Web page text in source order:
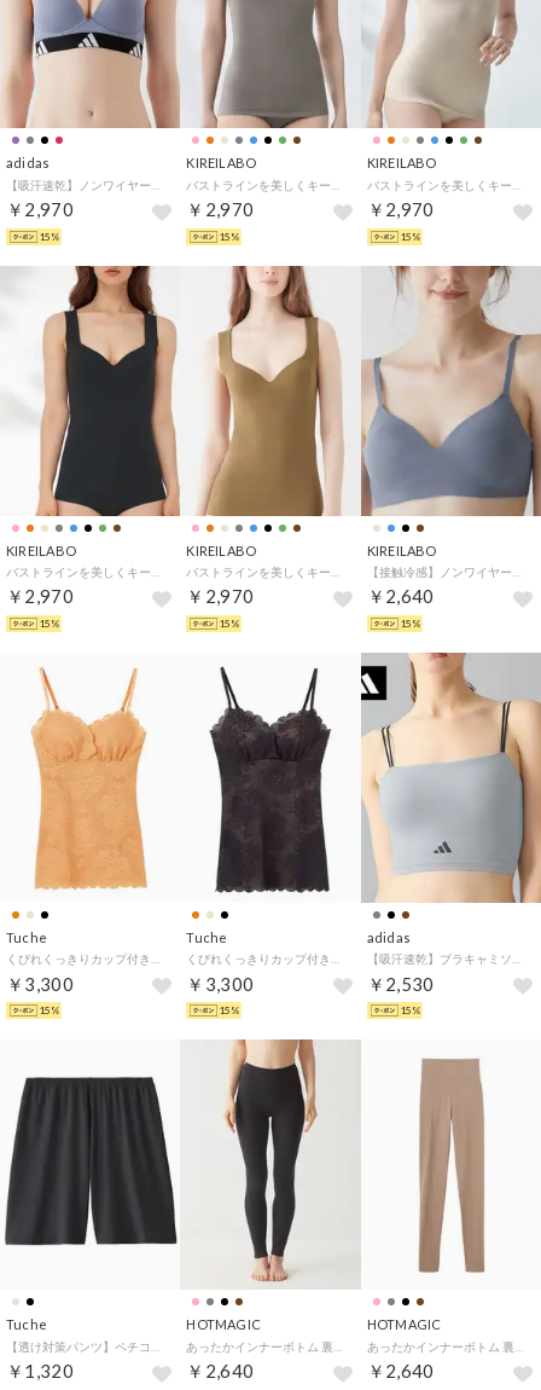
adidas
￥2,970
15%
KIREILABO
￥2,970
15%
KIREILABO
￥2,970
15%
KIREILABO
￥2,970
15%
KIREILABO
￥2,970
15%
KIREILABO
￥2,640
15%
Tuche
￥3,300
15%
Tuche
￥3,300
15%
adidas
￥2,530
15%
Tuche
￥1,320
HOTMAGIC
￥2,640
HOTMAGIC
￥2,640